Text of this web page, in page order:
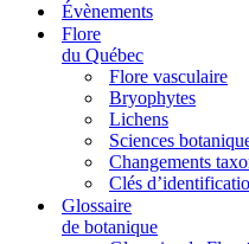
Évènements
Flore
du Québec
Flore vasculaire
Bryophytes
Lichens
Sciences
Changements
Clés
Glossaire
de botanique